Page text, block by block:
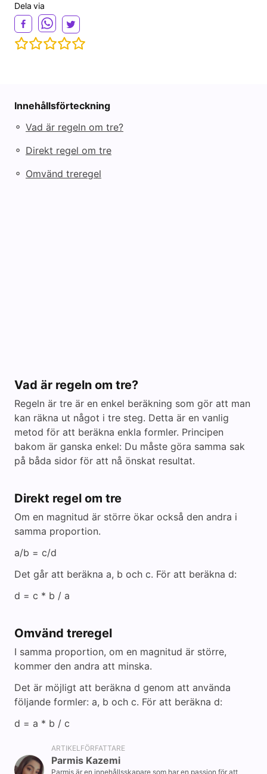
Dela via
Innehållsförteckning
◦ Vad är regeln om tre?
◦ Direkt regel om tre
◦ Omvänd treregel
Vad är regeln om tre?
Regeln är tre är en enkel beräkning som gör att man
kan räkna ut något i tre steg. Detta är en vanlig
metod för att beräkna enkla formler. Principen
bakom är ganska enkel: Du måste göra samma sak
på båda sidor för att nå önskat resultat.
Direkt regel om tre
Om en magnitud är större ökar också den andra i
samma proportion.
a/b = c/d
Det går att beräkna a, b och c. För att beräkna d:
d = c * b / a
Omvänd treregel
I samma proportion, om en magnitud är större,
kommer den andra att minska.
Det är möjligt att beräkna d genom att använda
följande formler: a, b och c. För att beräkna d:
d = a * b / c
ARTIKELFÖRFATTARE
Parmis Kazemi
Parmis är en innehållsskapare som har en passion för att